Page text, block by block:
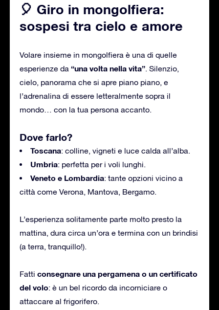
🎈 Giro in mongolfiera:
sospesi tra cielo e amore
Volare insieme in mongolfiera è una di quelle
esperienze da “una volta nella vita”. Silenzio,
cielo, panorama che si apre piano piano, e
l’adrenalina di essere letteralmente sopra il
mondo… con la tua persona accanto.
Dove farlo?
Toscana: colline, vigneti e luce calda all’alba.
Umbria: perfetta per i voli lunghi.
Veneto e Lombardia: tante opzioni vicino a
città come Verona, Mantova, Bergamo.
L’esperienza solitamente parte molto presto la
mattina, dura circa un’ora e termina con un brindisi
(a terra, tranquillo!).
Fatti consegnare una pergamena o un certificato
del volo: è un bel ricordo da incorniciare o
attaccare al frigorifero.